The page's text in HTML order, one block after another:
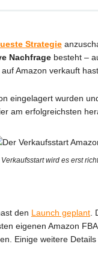
Strategie
Nachfragebesteht –
Amazon verkauft hast
eingelagert wurden
am erfolgreichsten
wird es erst
den Launch geplant.
eigenen Amazon
Einige weitere Details